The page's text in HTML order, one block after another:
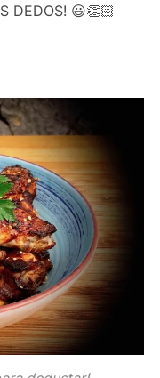
DEDOS! 😃👏🏻